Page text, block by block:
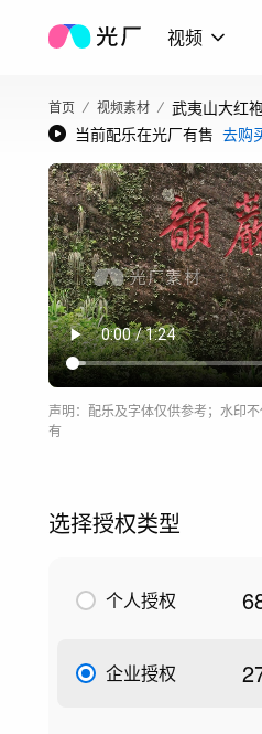
视频
首页 视频素材 武夷山大红
当前配乐在光厂有售 去购
声明：配乐及字体仅供参考；水印
有
选择授权类型
个人授权
企业授权